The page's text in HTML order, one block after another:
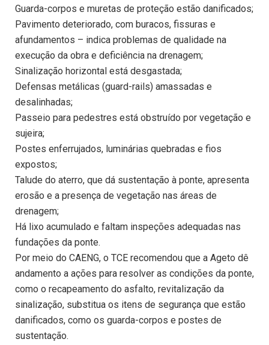
Guarda-corpos e muretas de proteção estão danificados;
Pavimento deteriorado, com buracos, fissuras e
afundamentos – indica problemas de qualidade na
execução da obra e deficiência na drenagem;
Sinalização horizontal está desgastada;
Defensas metálicas (guard-rails) amassadas e
desalinhadas;
Passeio para pedestres está obstruído por vegetação e
sujeira;
Postes enferrujados, luminárias quebradas e fios
expostos;
Talude do aterro, que dá sustentação à ponte, apresenta
erosão e a presença de vegetação nas áreas de
drenagem;
Há lixo acumulado e faltam inspeções adequadas nas
fundações da ponte.
Por meio do CAENG, o TCE recomendou que a Ageto dê
andamento a ações para resolver as condições da ponte,
como o recapeamento do asfalto, revitalização da
sinalização, substitua os itens de segurança que estão
danificados, como os guarda-corpos e postes de
sustentação.